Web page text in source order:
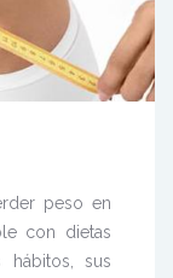
peso en
con dietas
hábitos, sus